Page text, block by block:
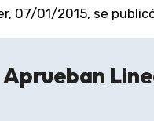
07/01/2015, se
Aprueban